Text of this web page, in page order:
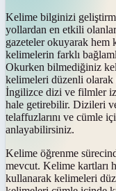
Kelime bilginizi
yollardan en etkili
gazeteler okuyarak hem
kelimelerin farklı
Okurken bilmediğiniz
kelimeleri düzenli olarak
İngilizce dizi ve filmler
hale getirebilir. Dizileri
telaffuzlarını ve cümle
anlayabilirsiniz.
Kelime öğrenme
mevcut. Kelime kartları
kullanarak kelimeleri